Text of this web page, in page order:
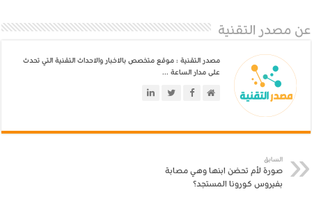
عن مصدر التقنية
مصدر التقنية : موقع متخصص بالاخبار والاحداث التقنية التي تحدث
على مدار الساعة ...
السابق
صورة لأم تحضن ابنها وهي مصابة
بفيروس كورونا المستجد؟